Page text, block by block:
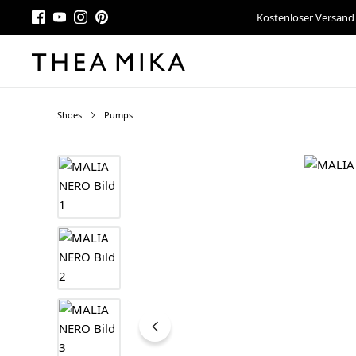
Kostenloser Versand
Shoes Pumps
Bildergalerie überspringen